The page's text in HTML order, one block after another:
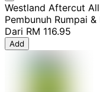
Westland Aftercut
Pembunuh Rumpai
Dari RM 116.95
Add